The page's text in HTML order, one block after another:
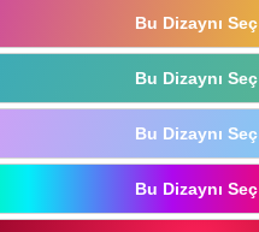
Bu Dizaynı Seç
Bu Dizaynı Seç
Bu Dizaynı Seç
Bu Dizaynı Seç